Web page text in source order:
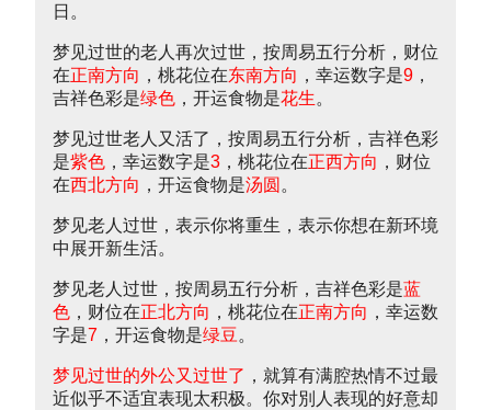
日。
梦见过世的老人再次过世，按周易五行分析，财位
在正南方向 ，桃花位在东南方向 ，幸运数字是9 ，
吉祥色彩是绿色 ，开运食物是花生。
梦见过世老人又活了，按周易五行分析，吉祥色彩
是紫色 ，幸运数字是3 ，桃花位在正西方向 ，财位
在西北方向 ，开运食物是汤圆 。
梦见老人过世，表示你将重生，表示你想在新环境
中展开新生活。
梦见老人过世，按周易五行分析，吉祥色彩是蓝
色 ，财位在正北方向 ，桃花位在正南方向 ，幸运数
字是7 ，开运食物是绿豆。
梦见过世的外公又过世了 ，就算有满腔热情不过最
近似乎不适宜表现太积极。你对別人表现的好意却